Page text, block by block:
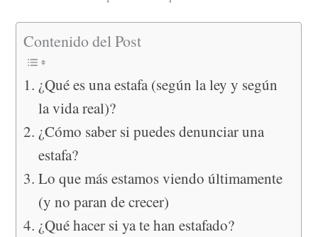
Contenido del Post
¿Qué es una estafa (según la ley y según
la vida real)?
¿Cómo saber si puedes denunciar una
estafa?
Lo que más estamos viendo últimamente
(y no paran de crecer)
¿Qué hacer si ya te han estafado?